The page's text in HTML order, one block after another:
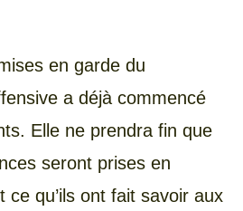
en garde du
a déjà commencé
Elle ne prendra fin que
seront prises en
ce qu’ils ont fait savoir aux